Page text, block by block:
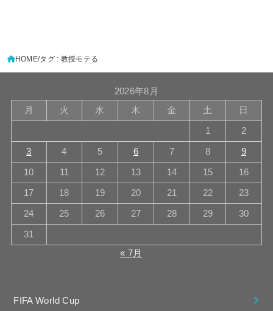
HOME タグ : 教授モテる
2026年8月
月
火 水 木 金 土 日
1 2
3 4 5 6 7 8 9
10 11 12 13 14 15 16
17 18 19 20 21 22 23
24 25 26 27 28 29 30
31
« 7月
FIFA World Cup